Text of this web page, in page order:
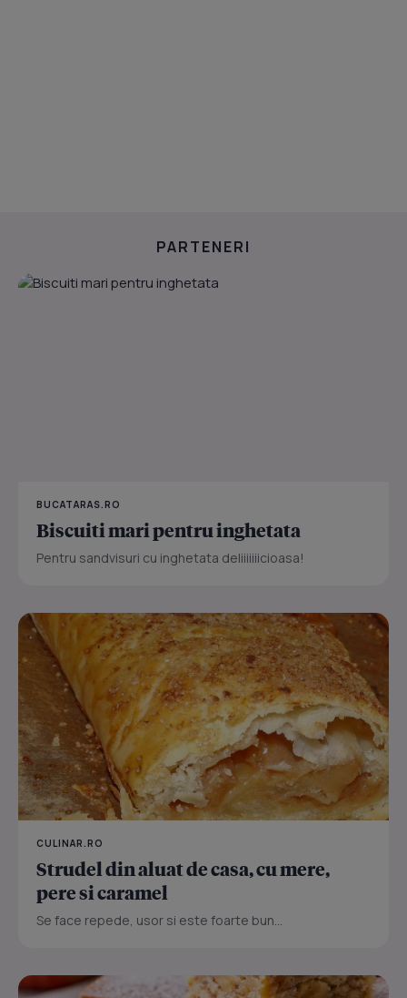
PARTENERI
BUCATARAS.RO
Biscuiti mari pentru inghetata
Pentru sandvisuri cu inghetata deliiiiiiicioasa!
CULINAR.RO
Strudel din aluat de casa, cu mere,
pere si caramel
Se face repede, usor si este foarte bun...